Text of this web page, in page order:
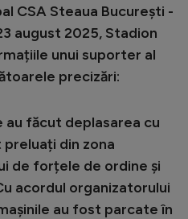
CSA Steaua București -
august 2025, Stadion
unui suporter al
precizări:
făcut deplasarea cu
din zona
de forțele de ordine și
acordul organizatorului
au fost parcate în